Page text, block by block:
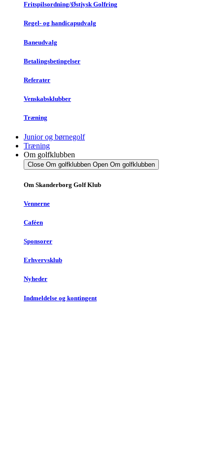
Fritspilsordning/Østjysk Golfring
Regel- og handicapudvalg
Baneudvalg
Betalingsbetingelser
Referater
Venskabsklubber
Træning
Junior og børnegolf
Træning
Om golfklubben
Close Om golfklubben Open Om golfklubben
Om Skanderborg Golf Klub
Vennerne
Caféen
Sponsorer
Erhvervsklub
Nyheder
Indmeldelse og kontingent